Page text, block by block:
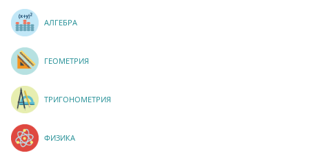
АЛГЕБРА
ГЕОМЕТРИЯ
ТРИГОНОМЕТРИЯ
ФИЗИКА